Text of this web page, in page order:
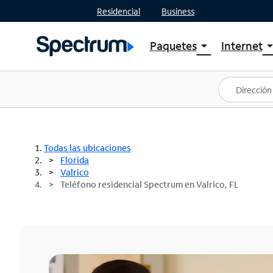
Residencial Business
Paquetesarrow_drop_down
Ver paquetes
Spectrum One
Mejores ofertas
Internetarrow_drop_down
Planes
Todas las ubicaciones
Florida
Valrico
Teléfono residencial Spectrum en Valrico, FL